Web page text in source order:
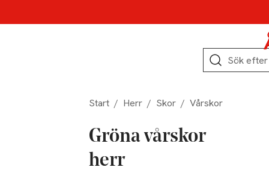
Sök
Start / Herr / Skor / Vårskor
Gröna vårskor
herr